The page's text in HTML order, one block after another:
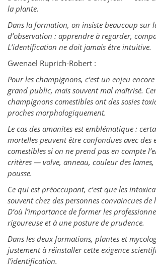
la plante.
Dans la formation, on insiste beaucoup sur
d’observation : apprendre à regarder,
L’identification ne doit jamais être intuitive.
Gwenael Ruprich-Robert :
Pour les champignons, c’est un enjeu
grand public, mais souvent mal maîtrisé.
champignons comestibles ont des sosies
proches morphologiquement.
Le cas des amanites est emblématique :
mortelles peuvent être confondues avec des
comestibles si on ne prend pas en compte
critères — volve, anneau, couleur des
pousse.
Ce qui est préoccupant, c’est que les
souvent chez des personnes convaincues de
D’où l’importance de former les
rigoureuse et à une posture de prudence.
Dans les deux formations, plantes et
justement à réinstaller cette exigence
l’identification.